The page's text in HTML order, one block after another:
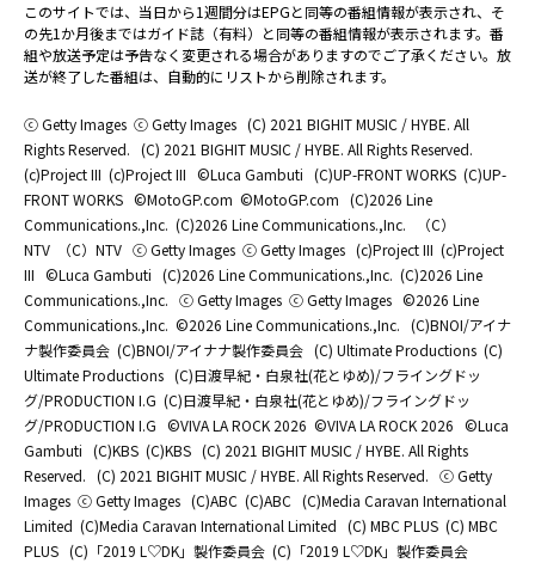
このサイトでは、当日から1週間分はEPGと同等の番組情報が表示され、そ
の先1か月後まではガイド誌（有料）と同等の番組情報が表示されます。番
組や放送予定は予告なく変更される場合がありますのでご了承ください。放
送が終了した番組は、自動的にリストから削除されます。
ⓒ Getty Images ⓒ Getty Images (C) 2021 BIGHIT MUSIC / HYBE. All
Rights Reserved. (C) 2021 BIGHIT MUSIC / HYBE. All Rights Reserved.
(c)Project III (c)Project III ©Luca Gambuti (C)UP-FRONT WORKS (C)UP-
FRONT WORKS ©MotoGP.com ©MotoGP.com (C)2026 Line
Communications.,Inc. (C)2026 Line Communications.,Inc.
（C）
NTV
（C）NTV ⓒ Getty Images ⓒ Getty Images (c)Project III (c)Project
III ©Luca Gambuti (C)2026 Line Communications.,Inc. (C)2026 Line
Communications.,Inc. ⓒ Getty Images ⓒ Getty Images ©2026 Line
Communications.,Inc. ©2026 Line Communications.,Inc. (C)BNOI/アイナ
ナ製作委員会 (C)BNOI/アイナナ製作委員会 (C) Ultimate Productions (C)
Ultimate Productions (C)日渡早紀・白泉社(花とゆめ)/フライングドッ
グ/PRODUCTION I.G (C)日渡早紀・白泉社(花とゆめ)/フライングドッ
グ/PRODUCTION I.G ©️VIVA LA ROCK 2026 ©️VIVA LA ROCK 2026 ©Luca
Gambuti (C)KBS (C)KBS (C) 2021 BIGHIT MUSIC / HYBE. All Rights
Reserved. (C) 2021 BIGHIT MUSIC / HYBE. All Rights Reserved. ⓒ Getty
Images ⓒ Getty Images (C)ABC (C)ABC (C)Media Caravan International
Limited (C)Media Caravan International Limited (C) MBC PLUS (C) MBC
PLUS (C)「2019 L♡DK」製作委員会 (C)「2019 L♡DK」製作委員会